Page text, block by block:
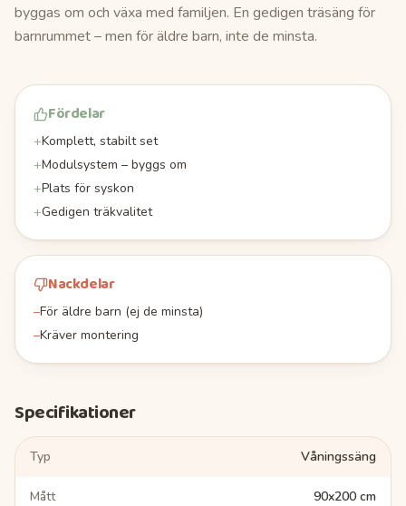
byggas om och växa med familjen. En gedigen träsäng för
barnrummet – men för äldre barn, inte de minsta.
Fördelar
+Komplett, stabilt set
+Modulsystem – byggs om
+Plats för syskon
+Gedigen träkvalitet
Nackdelar
–För äldre barn (ej de minsta)
–Kräver montering
Specifikationer
Typ Våningssäng
Mått 90x200 cm